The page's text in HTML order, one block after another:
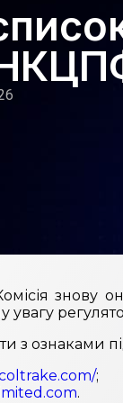
знову
з ознаками
;
.